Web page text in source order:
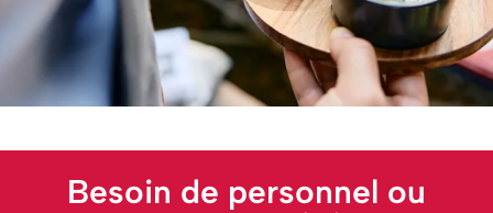
Besoin de personnel ou